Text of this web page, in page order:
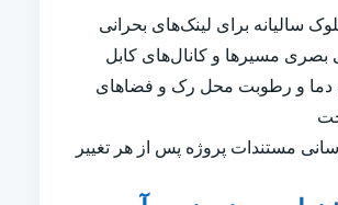
سالیانه برای لینک‌های بحرانی
بصری مسیرها و کانال‌های کابل
دما و رطوبت محل رک و فضاهای
مستندات پروژه پس از هر تغییر